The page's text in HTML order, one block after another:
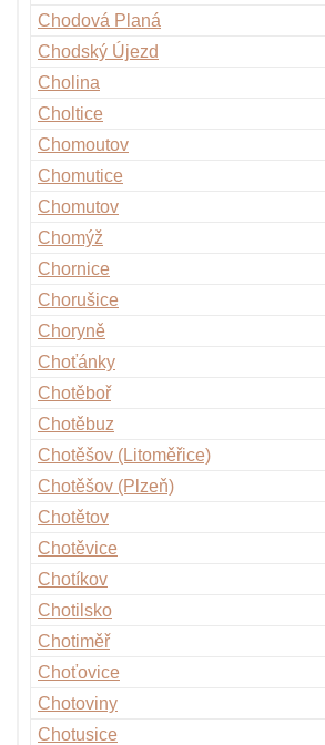
Chodová Planá
Chodský Újezd
Cholina
Choltice
Chomoutov
Chomutice
Chomutov
Chomýž
Chornice
Chorušice
Choryně
Choťánky
Chotěboř
Chotěbuz
Chotěšov (Litoměřice)
Chotěšov (Plzeň)
Chotětov
Chotěvice
Chotíkov
Chotilsko
Chotiměř
Choťovice
Chotoviny
Chotusice